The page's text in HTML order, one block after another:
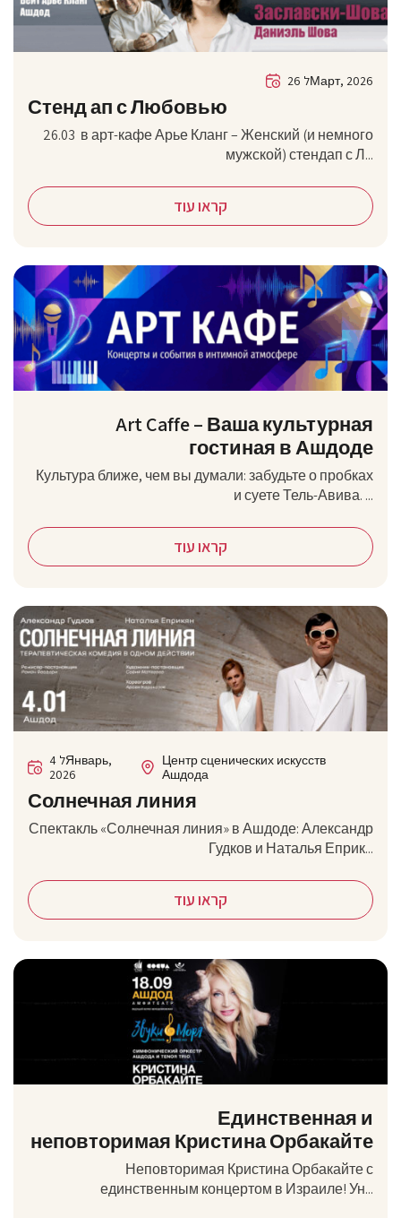
26 לМарт, 2026
Стенд ап с Любовью
26.03 в арт-кафе Арье Кланг – Женский (и немного
мужской) стендап с Л...
קראו עוד
Art Caffe – Ваша культурная
гостиная в Ашдоде
Культура ближе, чем вы думали: забудьте о пробках
и суете Тель-Авива. ...
קראו עוד
Центр сценических искусств
Ашдода
4 לЯнварь,
2026
Солнечная линия
Спектакль «Солнечная линия» в Ашдоде: Александр
Гудков и Наталья Еприк...
קראו עוד
Единственная и
неповторимая Кристина Орбакайте
Неповторимая Кристина Орбакайте с
единственным концертом в Израиле! Ун...